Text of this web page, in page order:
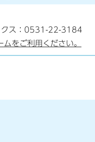
ス：0531-22-3184
をご利用ください。